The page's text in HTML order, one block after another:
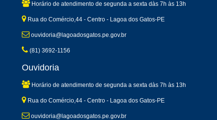
Horário de atendimento de segunda a sexta dàs 7h às 13h
Rua do Comércio,44 - Centro - Lagoa dos Gatos-PE
ouvidoria@lagoadosgatos.pe.gov.br
(81) 3692-1156
Ouvidoria
Horário de atendimento de segunda a sexta dàs 7h às 13h
Rua do Comércio,44 - Centro - Lagoa dos Gatos-PE
ouvidoria@lagoadosgatos.pe.gov.br